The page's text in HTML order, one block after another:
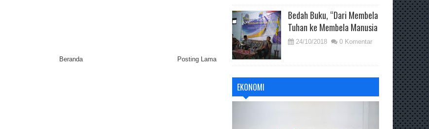
Posting Lama
Beranda
Bedah Buku, “Dari Membela
Tuhan ke Membela Manusia
24/10/2018 0 Komentar
EKONOMI